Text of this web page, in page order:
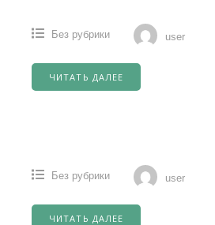
Без рубрики user
ЧИТАТЬ ДАЛЕЕ
Без рубрики user
ЧИТАТЬ ДАЛЕЕ